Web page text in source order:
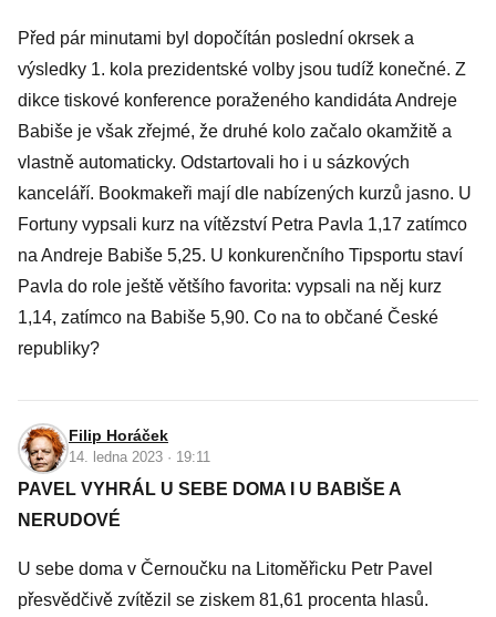
Před pár minutami byl dopočítán poslední okrsek a
výsledky 1. kola prezidentské volby jsou tudíž konečné. Z
dikce tiskové konference poraženého kandidáta Andreje
Babiše je však zřejmé, že druhé kolo začalo okamžitě a
vlastně automaticky. Odstartovali ho i u sázkových
kanceláří. Bookmakeři mají dle nabízených kurzů jasno. U
Fortuny vypsali kurz na vítězství Petra Pavla 1,17 zatímco
na Andreje Babiše 5,25. U konkurenčního Tipsportu staví
Pavla do role ještě většího favorita: vypsali na něj kurz
1,14, zatímco na Babiše 5,90. Co na to občané České
republiky?
Filip Horáček
14. ledna 2023 · 19:11
PAVEL VYHRÁL U SEBE DOMA I U BABIŠE A
NERUDOVÉ
U sebe doma v Černoučku na Litoměřicku Petr Pavel
přesvědčivě zvítězil se ziskem 81,61 procenta hlasů.